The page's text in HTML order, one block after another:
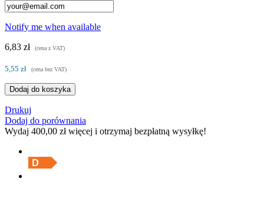
Notify me when available
6,83 zł
(cena z VAT)
5,55 zł (cena bez VAT)
Dodaj do koszyka
Drukuj
Dodaj do porównania
Wydaj 400,00 złwięcej i otrzymaj bezpłatną wysyłkę!